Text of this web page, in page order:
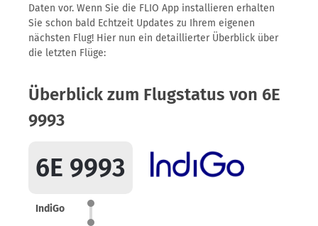
Daten vor. Wenn Sie die FLIO App installieren erhalten
Sie schon bald Echtzeit Updates zu Ihrem eigenen
nächsten Flug! Hier nun ein detaillierter Überblick über
die letzten Flüge:
Überblick zum Flugstatus von 6E
9993
6E 9993
IndiGo